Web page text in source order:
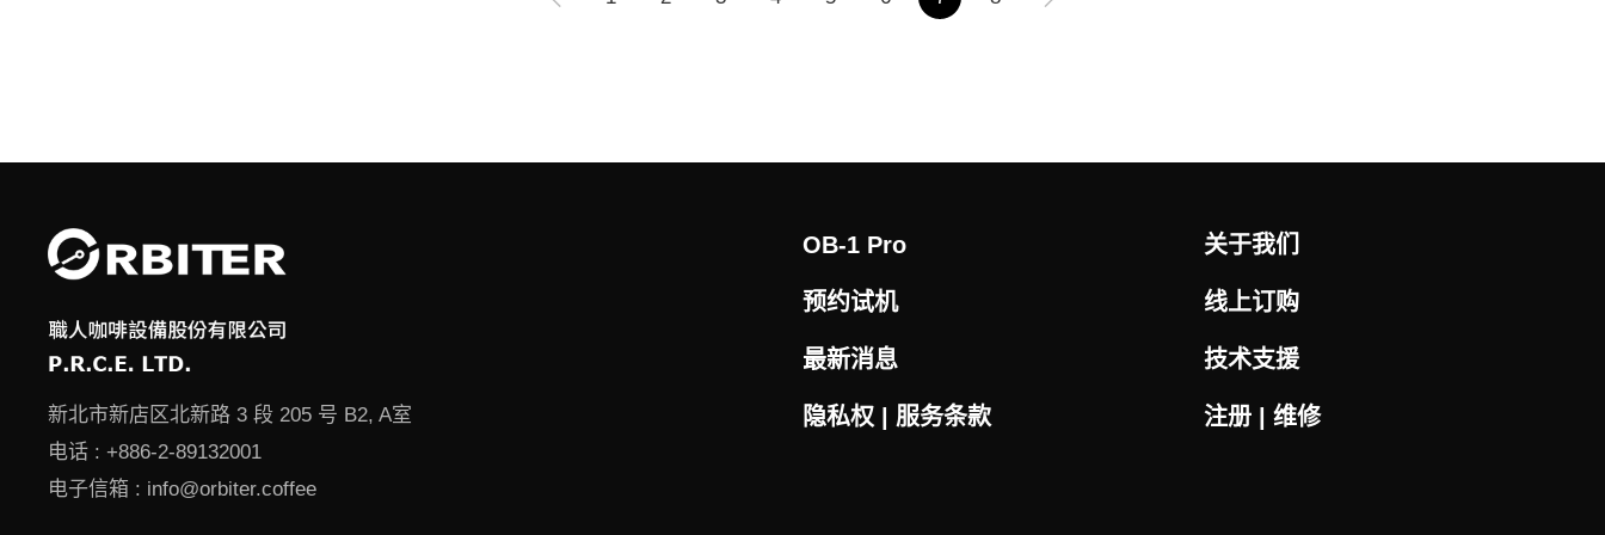
OB-1 Pro 关于我们
预约试机 线上订购
最新消息 技术支援
隐私权 | 服务条款 注册 | 维修
新北市新店区北新路 3 段 205 号 B2, A室
电话 : +886-2-89132001
电子信箱 : info@orbiter.coffee